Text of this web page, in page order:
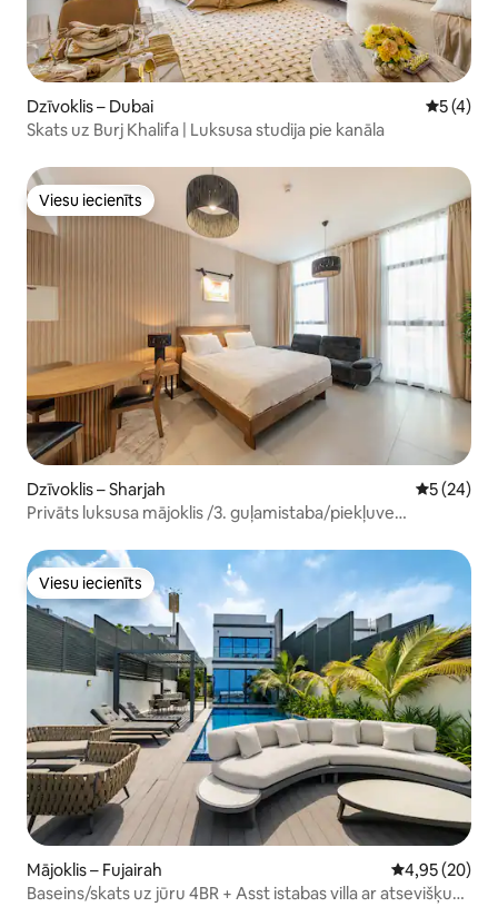
Dzīvoklis – Dubai Vidējais
5 (4)
Skats uz Burj Khalifa | Luksusa studija pie kanāla
Viesu iecienīts
Viesu iecienīts
Dzīvoklis – Sharjah Vidējais
5 (24)
Privāts luksusa mājoklis /3. guļamistaba/piekļuve
Viesu iecienīts
Viesu iecienīts
Mājoklis – Fujairah Vidējais
4,95 (20)
Baseins/skats uz jūru 4BR + Asst istabas villa ar atsevišķu